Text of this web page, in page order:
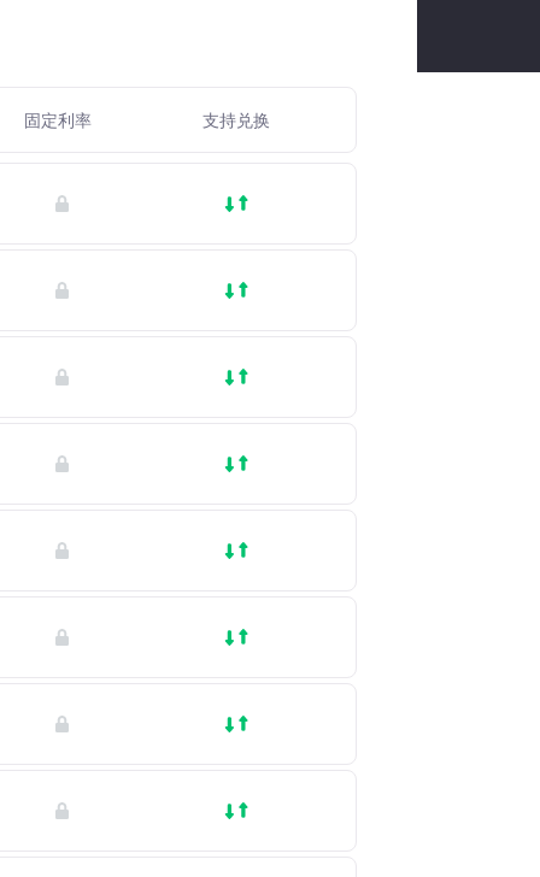
固定利率 支持兑换